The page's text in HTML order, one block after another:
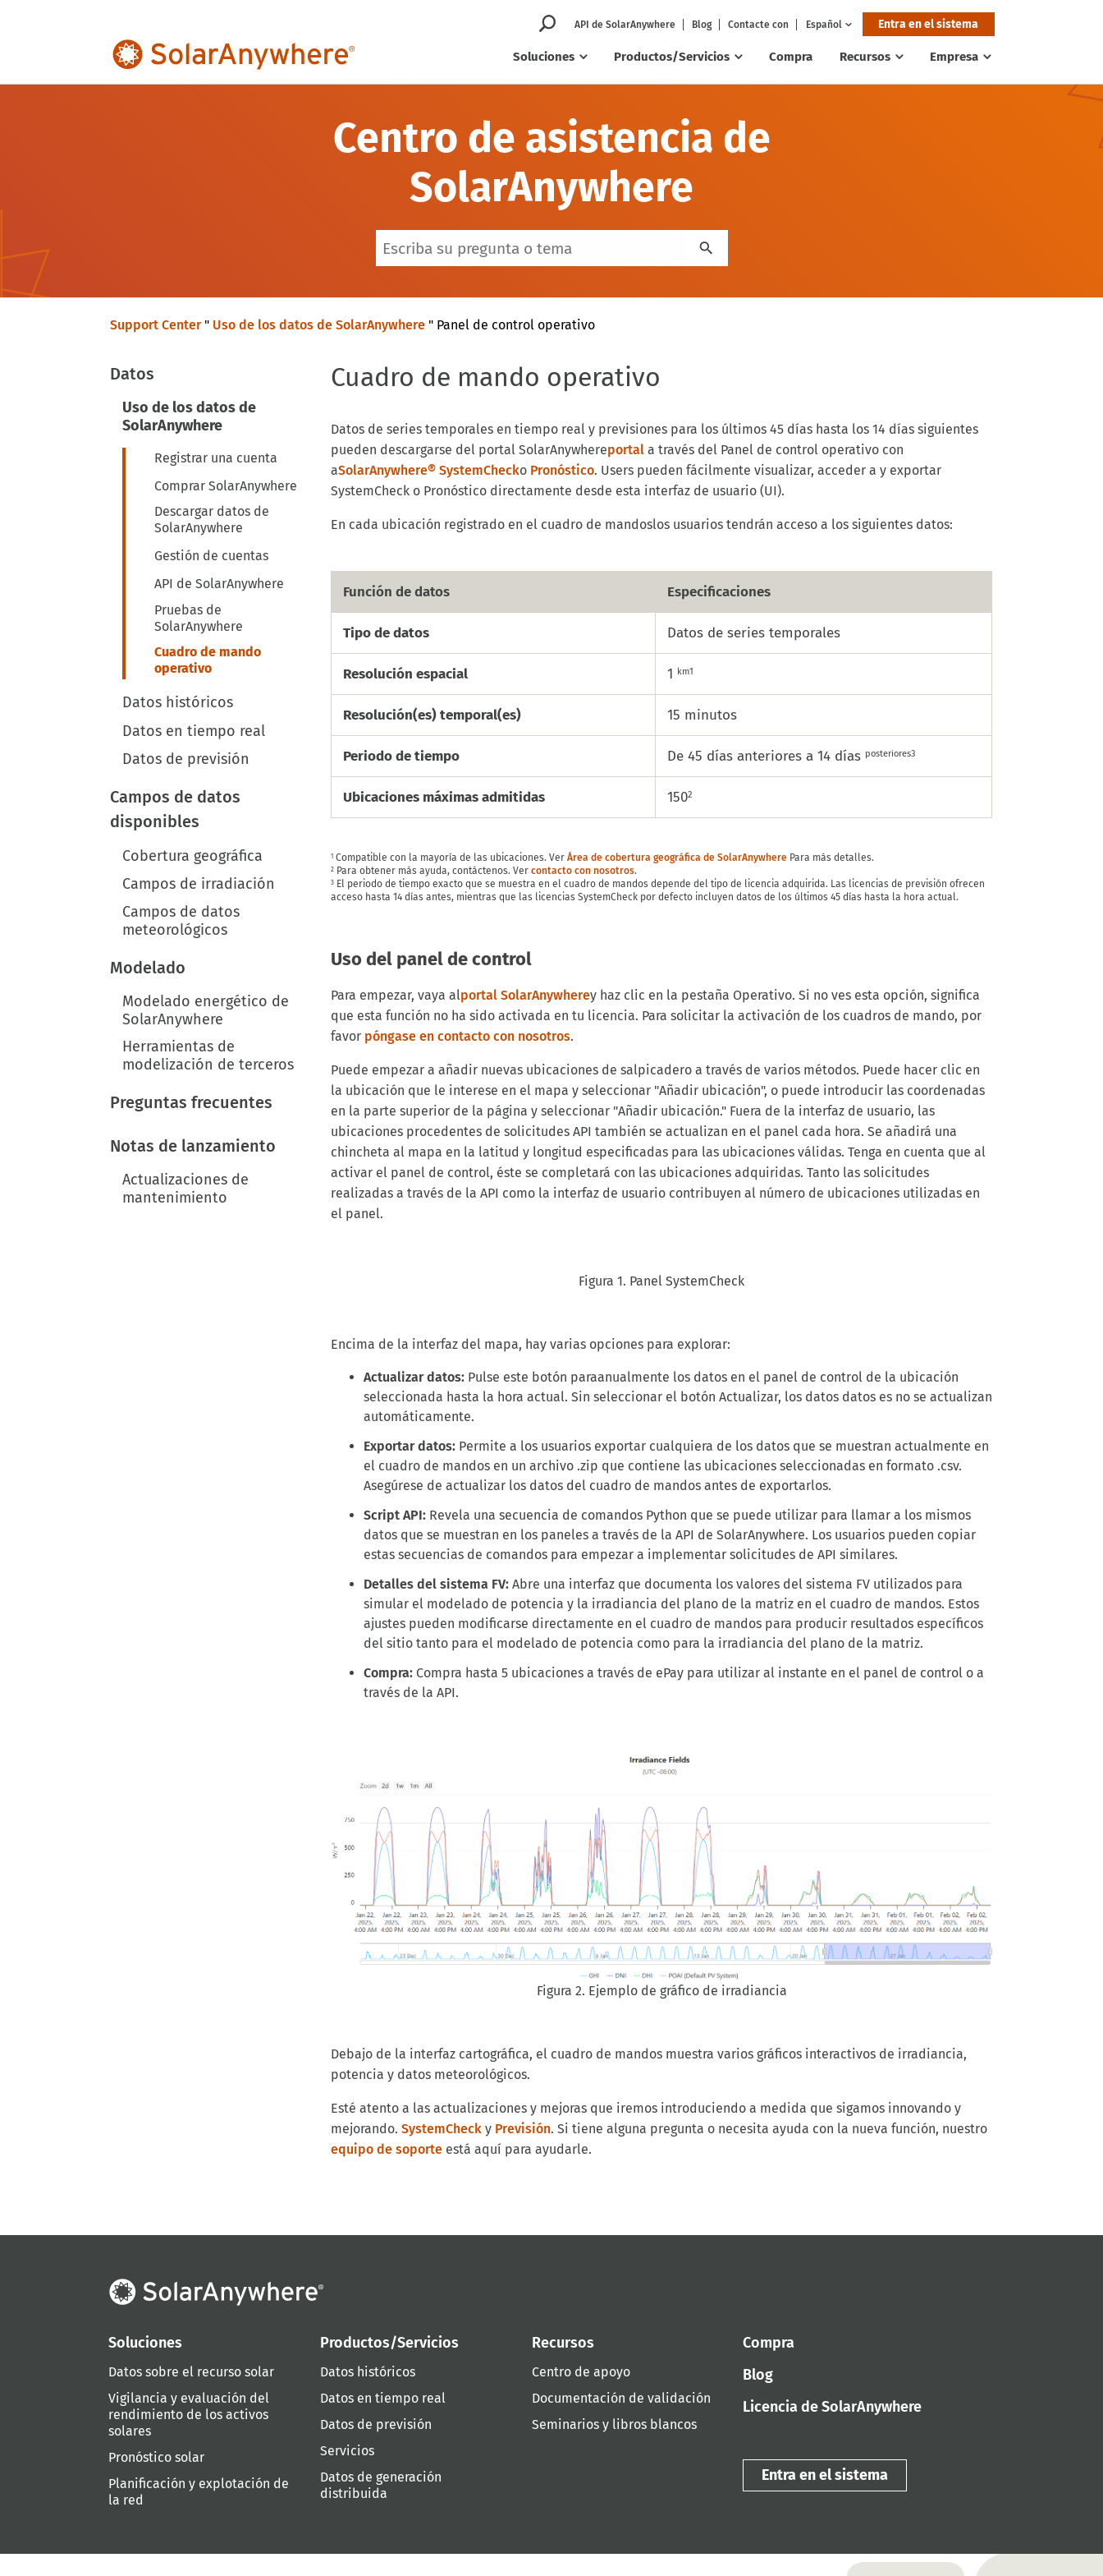
API de SolarAnywhere Blog Contacte con Español Entra en el sistema
Soluciones Productos/Servicios Compra Recursos Empresa
Centro de asistencia de
SolarAnywhere
Support Center" Uso de los datos de SolarAnywhere " Panel de control operativo
Datos
Uso de los datos de
SolarAnywhere
Registrar una cuenta
Comprar SolarAnywhere
Descargar datos de
SolarAnywhere
Gestión de cuentas
API de SolarAnywhere
Pruebas de
SolarAnywhere
Cuadro de mando
operativo
Datos históricos
Datos en tiempo real
Datos de previsión
Campos de datos
disponibles
Cobertura geográfica
Campos de irradiación
Campos de datos
meteorológicos
Modelado
Modelado energético de
SolarAnywhere
Herramientas de
modelización de terceros
Preguntas frecuentes
Notas de lanzamiento
Actualizaciones de
mantenimiento
Cuadro de mando operativo
Datos de series temporales en tiempo real y previsiones para los últimos45 días hasta los 14 días siguientes
pueden descargarse del portal SolarAnywhereportal a través del Panel de control operativo con
aSolarAnywhere® SystemChecko Pronóstico. Users puedenfácilmentevisualizar,acceder a y exportar
SystemCheck o Pronóstico directamente desde esta interfaz de usuario (UI).
En cada ubicación registrado en el cuadro de mandoslos usuarios tendrán acceso a los siguientes datos:
Función de datos Especificaciones
Tipo de datos Datos de series temporales
Resolución espacial 1 km1
Resolución(es) temporal(es) 15 minutos
Periodo de tiempo De 45 días anteriores a 14 días posteriores3
Ubicaciones máximas admitidas 1502
1Compatible con la mayoría de las ubicaciones. Ver Área de cobertura geográfica de SolarAnywherePara más detalles.
2Para obtener más ayuda, contáctenos. Ver contacto con nosotros.
3El periodo de tiempo exacto que se muestra en el cuadro de mandos depende del tipo de licencia adquirida. Las licencias de previsión ofrecen
acceso hasta 14 días antes, mientras que las licencias SystemCheck por defecto incluyen datos de los últimos 45 días hasta la hora actual.
Uso del panel de control
Para empezar, vaya alportal SolarAnywherey haz clic en la pestaña Operativo. Si no ves esta opción, significa
que esta función no ha sido activada en tu licencia. Para solicitar la activación de los cuadros de mando, por
favor póngase en contacto con nosotros.
Puede empezar a añadir nuevas ubicaciones de salpicadero a través de varios métodos. Puede hacer clic en
la ubicación que le interese en el mapa y seleccionar "Añadir ubicación", o puede introducir las coordenadas
en la parte superior de la página y seleccionar "Añadir ubicación." Fuera de la interfaz de usuario, las
ubicaciones procedentes de solicitudes API también se actualizan en el panel cada hora. Se añadirá una
chincheta al mapa en la latitud y longitud especificadas para las ubicaciones válidas. Tenga en cuenta que al
activar el panel de control, éste se completará con las ubicaciones adquiridas. Tanto las solicitudes
realizadas a través de la API como la interfaz de usuario contribuyen al número de ubicaciones utilizadas en
el panel.
Figura 1. Panel SystemCheck
Encima de la interfaz del mapa, hay varias opciones para explorar:
Actualizar datos: Pulse este botón paraanualmente los datos en el panel de control de la ubicación
seleccionada hasta la hora actual. Sin seleccionar el botón Actualizar, los datos datos es no se actualizan
automáticamente.
Exportar datos: Permite a los usuarios exportar cualquiera de los datos que se muestran actualmente en
el cuadro de mandos en un archivo .zip que contiene las ubicaciones seleccionadas en formato .csv.
Asegúrese de actualizar los datos del cuadro de mandos antes de exportarlos.
Script API: Revela una secuencia de comandos Python que se puede utilizar para llamar a los mismos
datos que se muestran en los paneles a través de la API de SolarAnywhere. Los usuarios pueden copiar
estas secuencias de comandos para empezar a implementar solicitudes de API similares.
Detalles del sistema FV: Abre una interfaz que documenta los valores del sistema FV utilizados para
simular el modelado de potencia y la irradiancia del plano de la matriz en el cuadro de mandos. Estos
ajustes pueden modificarse directamente en el cuadro de mandos para producir resultados específicos
del sitio tanto para el modelado de potencia como para la irradiancia del plano de la matriz.
Compra: Compra hasta 5 ubicaciones a través de ePay para utilizar al instante en el panel de control o a
través de la API.
Figura 2. Ejemplo de gráfico de irradiancia
Debajo de la interfaz cartográfica, el cuadro de mandos muestra varios gráficos interactivos de irradiancia,
potencia y datos meteorológicos.
Esté atento a las actualizaciones y mejoras que iremos introduciendo a medida que sigamos innovando y
mejorando.SystemChecky Previsión. Si tiene alguna pregunta o necesita ayuda con la nueva función, nuestro
equipo de soporte está aquí para ayudarle.
Soluciones
Datos sobre el recurso solar
Vigilancia y evaluación del
rendimiento de los activos
solares
Pronóstico solar
Planificación y explotación de
la red
Productos/Servicios
Datos históricos
Datos en tiempo real
Datos de previsión
Servicios
Datos de generación
distribuida
Recursos
Centro de apoyo
Documentación de validación
Seminarios y libros blancos
Compra
Blog
Licencia de SolarAnywhere
Entra en el sistema